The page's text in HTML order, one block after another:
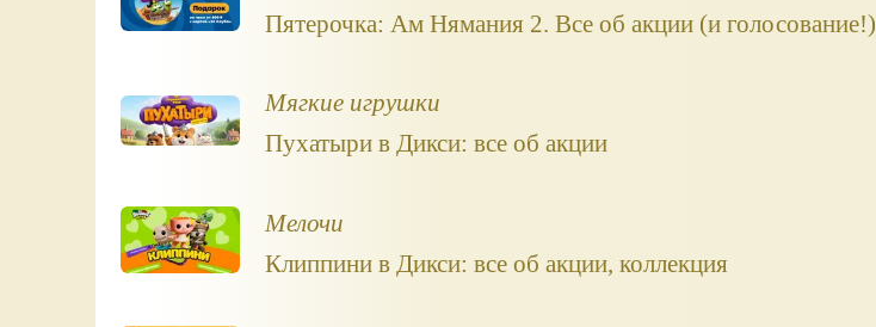
Пятерочка: Ам Нямания 2. Все об акции (и голосование!)
Мягкие игрушки
Пухатыри в Дикси: все об акции
Мелочи
Клиппини в Дикси: все об акции, коллекция